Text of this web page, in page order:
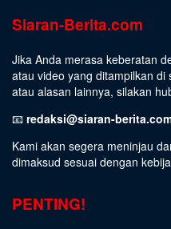
Siaran-Berita.com
Jika Anda merasa keberatan
atau video yang ditampilkan
atau alasan lainnya, silakan
📧 redaksi@siaran-
Kami akan segera meninjau
dimaksud sesuai dengan
PENTING!